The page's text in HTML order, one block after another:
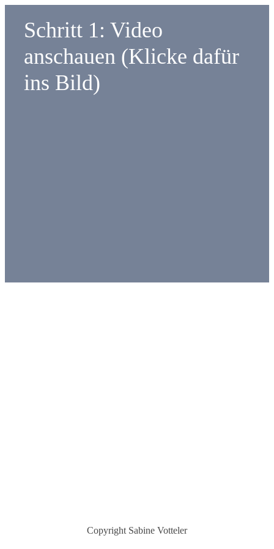
Schritt 1: Video
anschauen (Klicke dafür
ins Bild)
Copyright Sabine Votteler